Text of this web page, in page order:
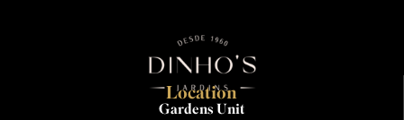
Location
Gardens Unit